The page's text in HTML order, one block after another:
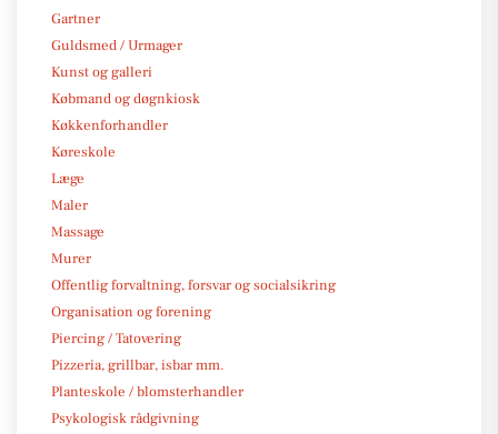
Gartner
Guldsmed / Urmager
Kunst og galleri
Købmand og døgnkiosk
Køkkenforhandler
Køreskole
Læge
Maler
Massage
Murer
Offentlig forvaltning, forsvar og socialsikring
Organisation og forening
Piercing / Tatovering
Pizzeria, grillbar, isbar mm.
Planteskole / blomsterhandler
Psykologisk rådgivning